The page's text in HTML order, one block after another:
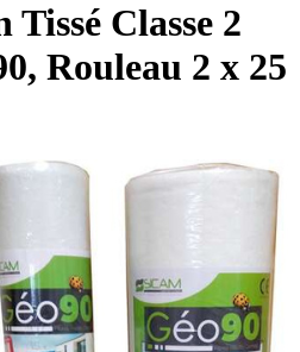
Classe 2
Rouleau 2 x 25